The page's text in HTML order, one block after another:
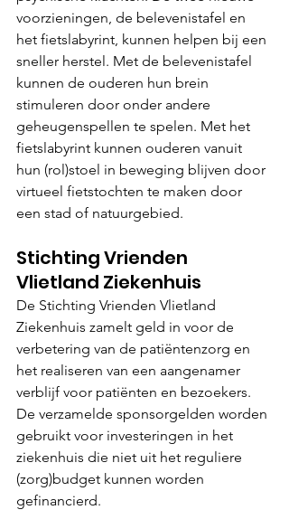
voorzieningen, de belevenistafel en
het fietslabyrint, kunnen helpen bij een
sneller herstel. Met de belevenistafel
kunnen de ouderen hun brein
stimuleren door onder andere
geheugenspellen te spelen. Met het
fietslabyrint kunnen ouderen vanuit
hun (rol)stoel in beweging blijven door
virtueel fietstochten te maken door
een stad of natuurgebied.
Stichting Vrienden
Vlietland Ziekenhuis
De Stichting Vrienden Vlietland
Ziekenhuis zamelt geld in voor de
verbetering van de patiëntenzorg en
het realiseren van een aangenamer
verblijf voor patiënten en bezoekers.
De verzamelde sponsorgelden worden
gebruikt voor investeringen in het
ziekenhuis die niet uit het reguliere
(zorg)budget kunnen worden
gefinancierd.